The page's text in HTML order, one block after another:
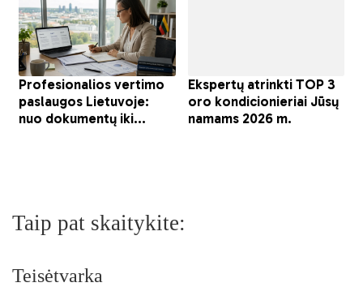
Taip pat skaitykite:
Teisėtvarka